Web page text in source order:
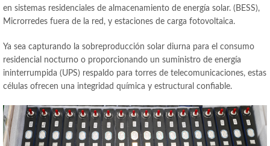
en sistemas residenciales de almacenamiento de energía solar. (BESS),
Microrredes fuera de la red, y estaciones de carga fotovoltaica.
Ya sea capturando la sobreproducción solar diurna para el consumo
residencial nocturno o proporcionando un suministro de energía
ininterrumpida (UPS) respaldo para torres de telecomunicaciones, estas
células ofrecen una integridad química y estructural confiable.